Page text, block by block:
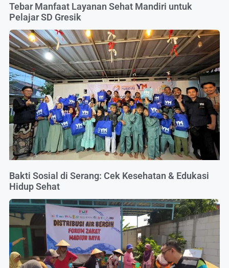
Tebar Manfaat Layanan Sehat Mandiri untuk
Pelajar SD Gresik
Bakti Sosial di Serang: Cek Kesehatan & Edukasi
Hidup Sehat